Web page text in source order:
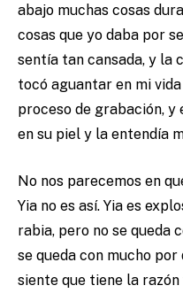
abajo muchas cosas
cosas que yo daba por
sentía tan cansada, y la
tocó aguantar en mi
proceso de grabación, y
en su piel y la entendía
No nos parecemos en
Yia no es así. Yia es
rabia, pero no se queda
se queda con mucho
siente que tiene la